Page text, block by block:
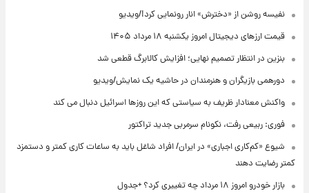
نفیسه روشن از «دخترش» انار رونمایی کرد!/ویدیو
قیمت ارزهای دیجیتال امروز یکشنبه ۱۸ مرداد ۱۴۰۵
بنزین در انتظار تصمیم نهایی؛ افزایش کالابرگ قطعی شد
دورهمی بازیگران و هنرمندان در حاشیه یک نمایش/ویدیو
واکنش معنادار ظریف به سیاستی که این روزها اسرائیل دنبال می کند
فوری: ربیعی رفت، نکونام سرمربی جدید تراکتور
شیوع «کم‌کاری اجباری» در ایران/ افراد شاغل باید به ساعات کاری کمتر و دستمزد
کمتر رضایت دهند
بازار خودرو امروز ۱۸ مرداد چه تغییری کرد؟ +جدول